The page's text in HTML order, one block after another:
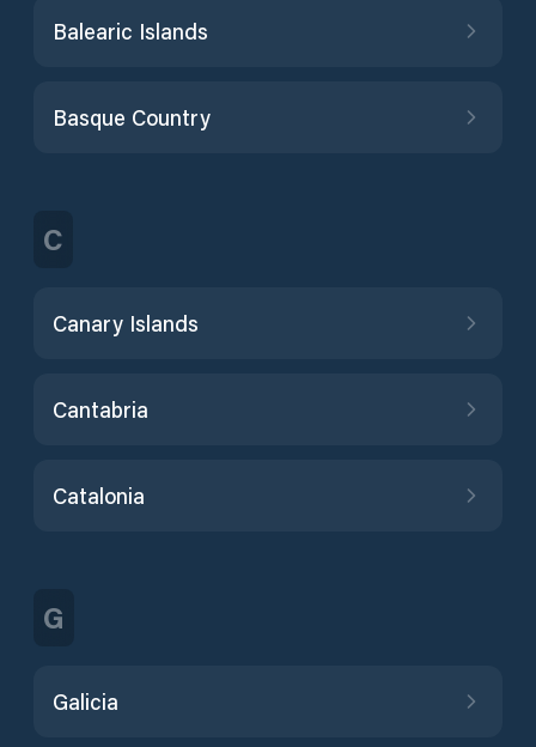
Balearic Islands
Basque Country
C
Canary Islands
Cantabria
Catalonia
G
Galicia